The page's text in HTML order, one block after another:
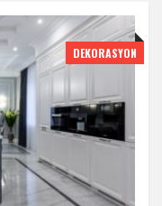
DEKORASYON